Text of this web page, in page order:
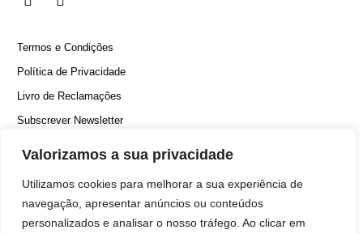
Valorizamos a sua privacidade
Utilizamos cookies para melhorar a sua experiência de
navegação, apresentar anúncios ou conteúdos
personalizados e analisar o nosso tráfego. Ao clicar em
Termos e Condições
Política de Privacidade
Livro de Reclamações
Subscrever Newsletter